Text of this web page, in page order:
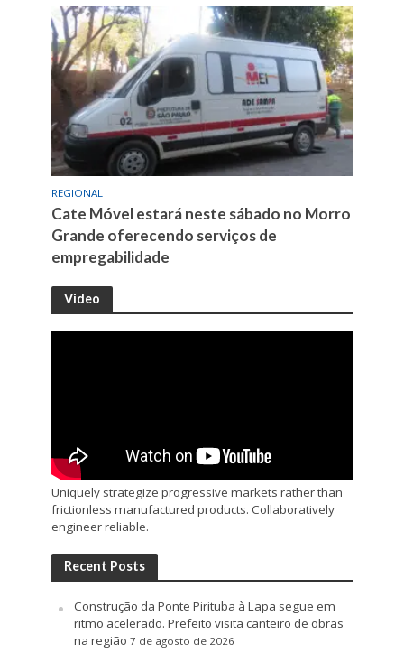
REGIONAL
Cate Móvel estará neste sábado no Morro
Grande oferecendo serviços de
empregabilidade
Video
Uniquely strategize progressive markets rather than
frictionless manufactured products. Collaboratively
engineer reliable.
Recent Posts
Construção da Ponte Pirituba à Lapa segue em
ritmo acelerado. Prefeito visita canteiro de obras
na região 7 de agosto de 2026